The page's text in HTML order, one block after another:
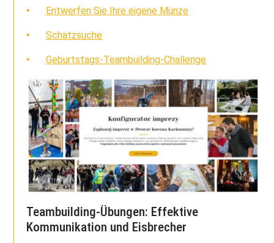
Entwerfen Sie Ihre eigene Münze
Schatzsuche
Geburtstags-Teambuilding-Challenge
Teambuilding-Übungen: Effektive
Kommunikation und Eisbrecher